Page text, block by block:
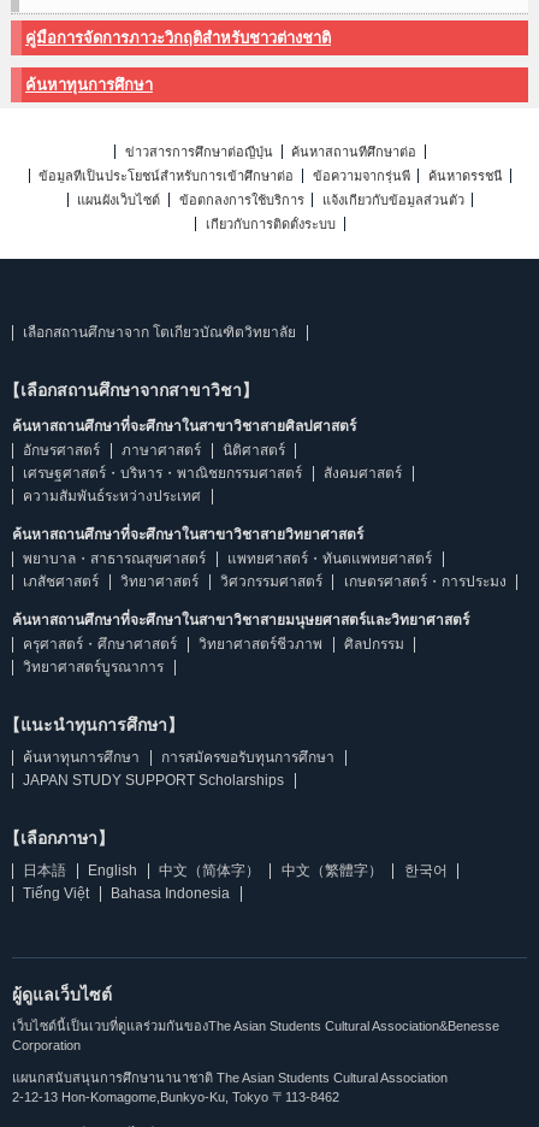
คู่มือการจัดการภาวะวิกฤติสำหรับชาวต่างชาติ
ค้นหาทุนการศึกษา
ข่าวสารการศึกษาต่อญี่ปุ่น
ค้นหาสถานที่ศึกษาต่อ
ข้อมูลที่เป็นประโยชน์สำหรับการเข้าศึกษาต่อ
ข้อความจากรุ่นพี่
ค้นหาดรรชนี
แผนผังเว็บไซต์
ข้อตกลงการใช้บริการ
แจ้งเกี่ยวกับข้อมูลส่วนตัว
เกี่ยวกับการติดตั้งระบบ
เลือกสถานศึกษาจาก โตเกียวบัณฑิตวิทยาลัย
【เลือกสถานศึกษาจากสาขาวิชา】
ค้นหาสถานศึกษาที่จะศึกษาในสาขาวิชาสายศิลปศาสตร์
อักษรศาสตร์
ภาษาศาสตร์
นิติศาสตร์
เศรษฐศาสตร์・บริหาร・พาณิชยกรรมศาสตร์
สังคมศาสตร์
ความสัมพันธ์ระหว่างประเทศ
ค้นหาสถานศึกษาที่จะศึกษาในสาขาวิชาสายวิทยาศาสตร์
พยาบาล・สาธารณสุขศาสตร์
แพทยศาสตร์・ทันตแพทยศาสตร์
เภสัชศาสตร์
วิทยาศาสตร์ วิศวกรรมศาสตร์ เกษตรศาสตร์・การประมง
ค้นหาสถานศึกษาที่จะศึกษาในสาขาวิชาสายมนุษยศาสตร์และวิทยาศาสตร์
ครุศาสตร์・ศึกษาศาสตร์
วิทยาศาสตร์ชีวภาพ
ศิลปกรรม
วิทยาศาสตร์บูรณาการ
【แนะนำทุนการศึกษา】
ค้นหาทุนการศึกษา
การสมัครขอรับทุนการศึกษา
JAPAN STUDY SUPPORT Scholarships
【เลือกภาษา】
日本語 English 中文（简体字） 中文（繁體字）
한국어
Tiếng Việt
Bahasa Indonesia
ผู้ดูแลเว็บไซต์
เว็บไซต์นี้เป็นเวบที่ดูแลร่วมกันของThe Asian Students Cultural Association&Benesse
Corporation
แผนกสนับสนุนการศึกษานานาชาติ The Asian Students Cultural Association
2-12-13 Hon-Komagome,Bunkyo-Ku, Tokyo 〒113-8462